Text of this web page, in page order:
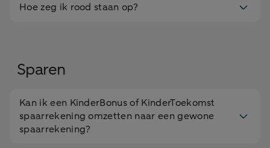
Hoe zeg ik rood staan op?
Sparen
Kan ik een KinderBonus of KinderToekomst
spaarrekening omzetten naar een gewone
spaarrekening?